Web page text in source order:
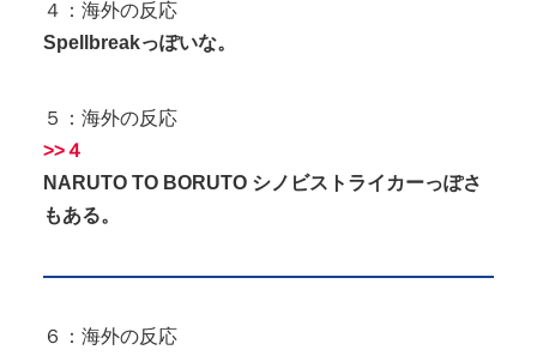
４：海外の反応
Spellbreakっぽいな。
５：海外の反応
>>４
NARUTO TO BORUTO シノビストライカーっぽさ
もある。
６：海外の反応